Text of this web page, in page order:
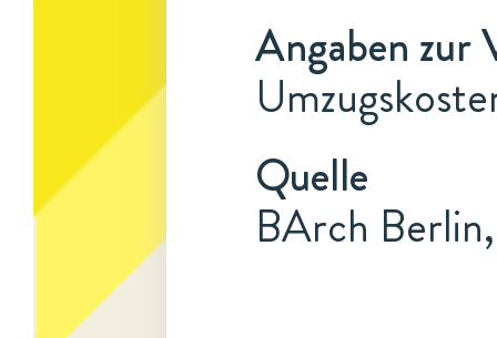
Angaben zur
Quelle
BArch